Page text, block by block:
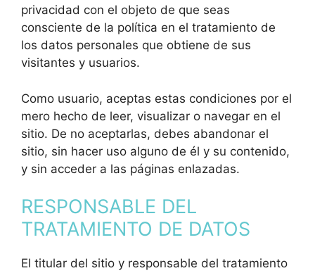
privacidad con el objeto de que seas
consciente de la política en el tratamiento de
los datos personales que obtiene de sus
visitantes y usuarios.
Como usuario, aceptas estas condiciones por el
mero hecho de leer, visualizar o navegar en el
sitio. De no aceptarlas, debes abandonar el
sitio, sin hacer uso alguno de él y su contenido,
y sin acceder a las páginas enlazadas.
RESPONSABLE DEL
TRATAMIENTO DE DATOS
El titular del sitio y responsable del tratamiento